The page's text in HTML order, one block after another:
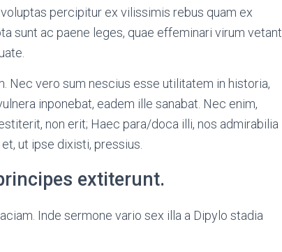
percipitur ex vilissimis rebus quam ex
sunt ac paene leges, quae effeminari virum vetant
Nec vero sum nescius esse utilitatem in historia,
inponebat, eadem ille sanabat. Nec enim,
non erit; Haec para/doca illi, nos admirabilia
ut ipse dixisti, pressius.
extiterunt.
Inde sermone vario sex illa a Dipylo stadia